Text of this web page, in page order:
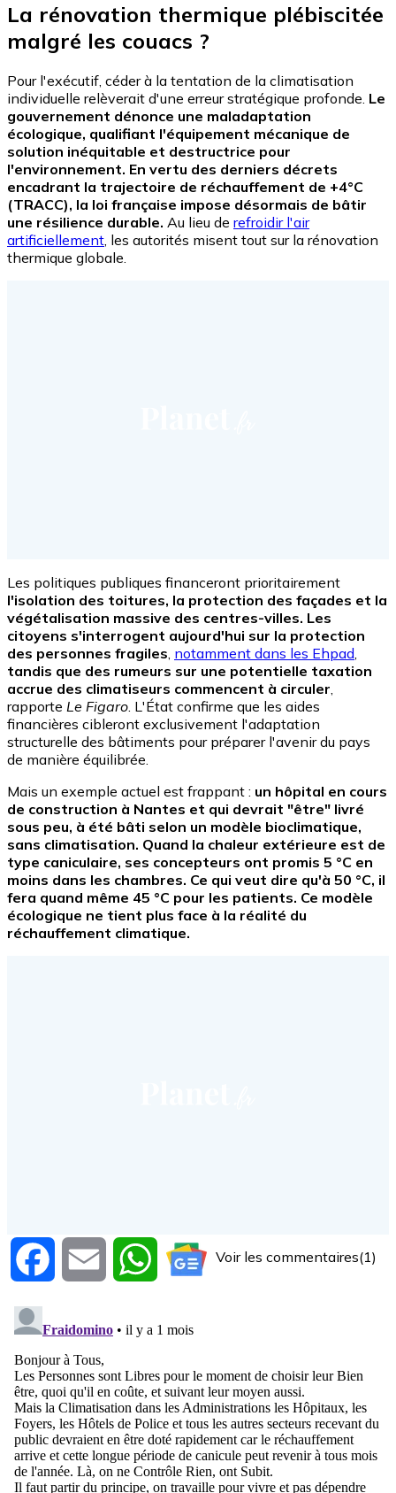
La rénovation thermique plébiscitée
malgré les couacs ?
Pour l'exécutif, céder à la tentation de la climatisation
individuelle relèverait d'une erreur stratégique profonde. Le
gouvernement dénonce une maladaptation
écologique, qualifiant l'équipement mécanique de
solution inéquitable et destructrice pour
l'environnement. En vertu des derniers décrets
encadrant la trajectoire de réchauffement de +4°C
(TRACC), la loi française impose désormais de bâtir
une résilience durable. Au lieu de refroidir l'air
artificiellement, les autorités misent tout sur la rénovation
thermique globale.
Les politiques publiques financeront prioritairement
l'isolation des toitures, la protection des façades et la
végétalisation massive des centres-villes. Les
citoyens s'interrogent aujourd'hui sur la protection
des personnes fragiles, notamment dans les Ehpad,
tandis que des rumeurs sur une potentielle taxation
accrue des climatiseurs commencent à circuler,
rapporte Le Figaro. L'État confirme que les aides
financières cibleront exclusivement l'adaptation
structurelle des bâtiments pour préparer l'avenir du pays
de manière équilibrée.
Mais un exemple actuel est frappant : un hôpital en cours
de construction à Nantes et qui devrait "être" livré
sous peu, à été bâti selon un modèle bioclimatique,
sans climatisation. Quand la chaleur extérieure est de
type caniculaire, ses concepteurs ont promis 5 °C en
moins dans les chambres. Ce qui veut dire qu'à 50 °C, il
fera quand même 45 °C pour les patients. Ce modèle
écologique ne tient plus face à la réalité du
réchauffement climatique.
Facebook Email WhatsAppVoir les commentaires(1)